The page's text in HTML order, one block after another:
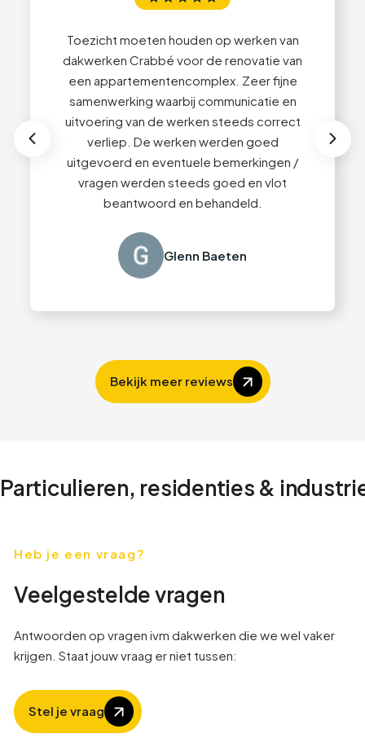
6
7
6
7
Uitstekende service van begin tot einde!
Professioneel advies en zeer kwaliteitsvolle
afwerking. We kunnen Dakwerken Crabbé
zeker aanbevelen 👍🏻
Guy Content
Toezicht moeten houden op werken van
dakwerken Crabbé voor de renovatie van
een appartementencomplex. Zeer fijne
samenwerking waarbij communicatie en
uitvoering van de werken steeds correct
verliep. De werken werden goed
uitgevoerd en eventuele bemerkingen /
vragen werden steeds goed en vlot
beantwoord en behandeld.
Glenn Baeten
Bekijk meer reviews
Particulieren, residenties &
Heb je een vraag?
Veelgestelde vragen
Antwoorden op vragen ivm dakwerken die we wel vaker
krijgen. Staat jouw vraag er niet tussen:
Stel je vraag